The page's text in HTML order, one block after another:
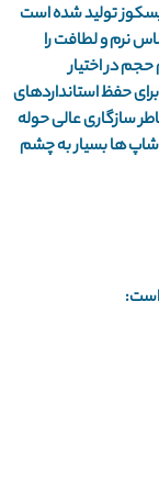
ویسکوز تولید شده است
نرم و لطافت را
در اختیار
حفظ استانداردهای
سازگاری عالی حوله
شاپ ها بسیار به چشم